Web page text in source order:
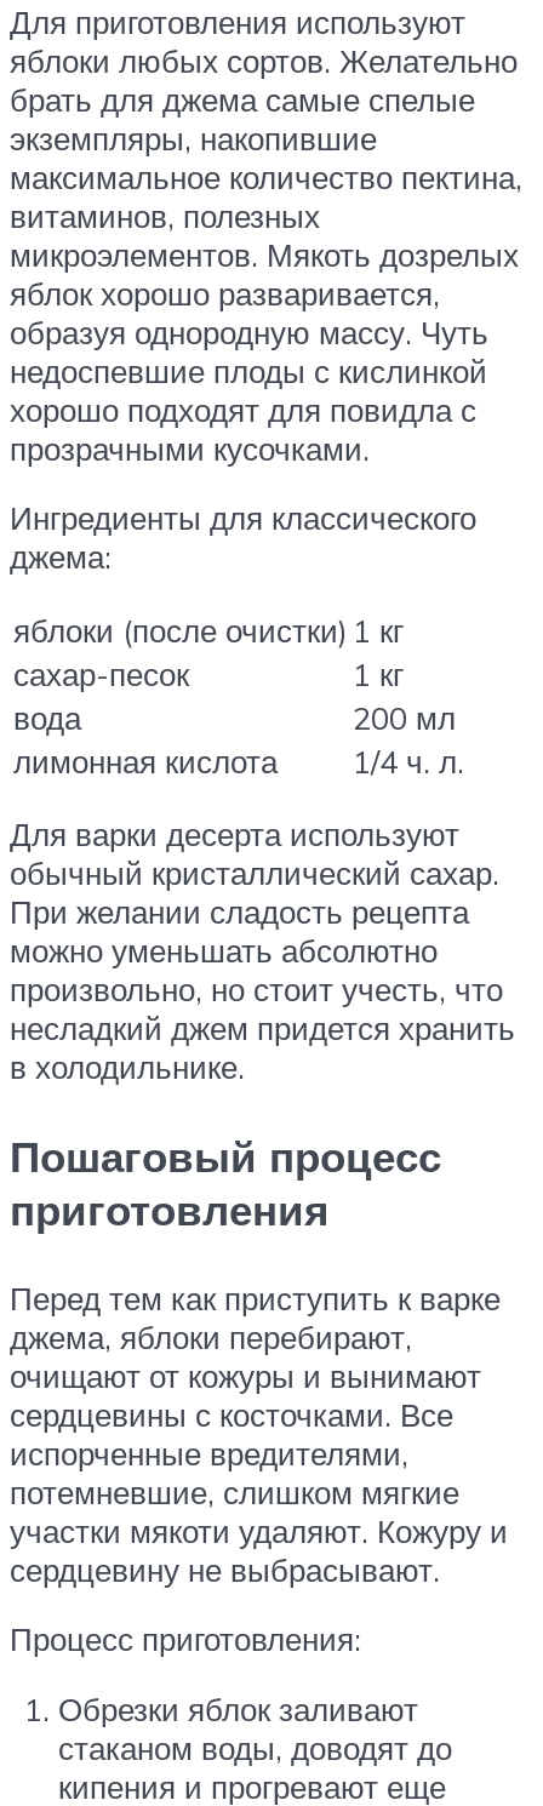
Для приготовления используют
яблоки любых сортов. Желательно
брать для джема самые спелые
экземпляры, накопившие
максимальное количество пектина,
витаминов, полезных
микроэлементов. Мякоть дозрелых
яблок хорошо разваривается,
образуя однородную массу. Чуть
недоспевшие плоды с кислинкой
хорошо подходят для повидла с
прозрачными кусочками.
Ингредиенты для классического
джема:
яблоки (после очистки) 1 кг
сахар-песок
1 кг
вода
200 мл
лимонная кислота
1/4 ч. л.
Для варки десерта используют
обычный кристаллический сахар.
При желании сладость рецепта
можно уменьшать абсолютно
произвольно, но стоит учесть, что
несладкий джем придется хранить
в холодильнике.
Пошаговый процесс
приготовления
Перед тем как приступить к варке
джема, яблоки перебирают,
очищают от кожуры и вынимают
сердцевины с косточками. Все
испорченные вредителями,
потемневшие, слишком мягкие
участки мякоти удаляют. Кожуру и
сердцевину не выбрасывают.
Процесс приготовления:
Обрезки яблок заливают
стаканом воды, доводят до
кипения и прогревают еще